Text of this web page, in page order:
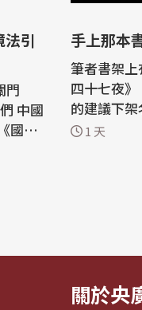
引
門
國務
由於
手上那本
筆者書架
四十七夜
的建議下架名單上
本書有多重
1 天
關於央